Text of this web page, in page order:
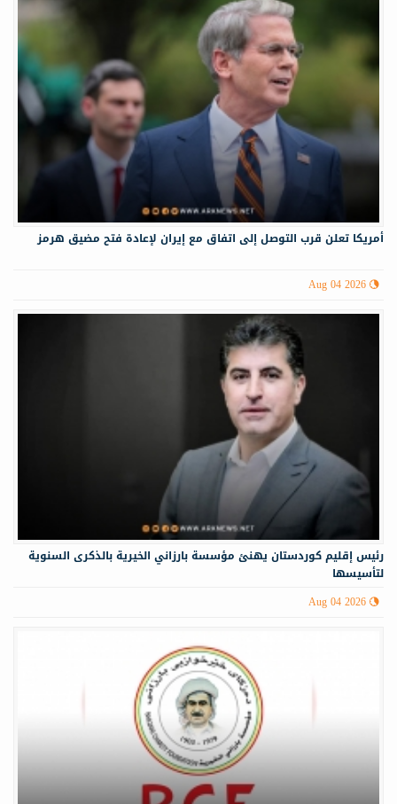
أمريكا تعلن قرب التوصل إلى اتفاق مع إيران لإعادة فتح مضيق هرمز
Aug 04 2026
رئيس إقليم كوردستان يهنئ مؤسسة بارزاني الخيرية بالذكرى السنوية
لتأسيسها
Aug 04 2026